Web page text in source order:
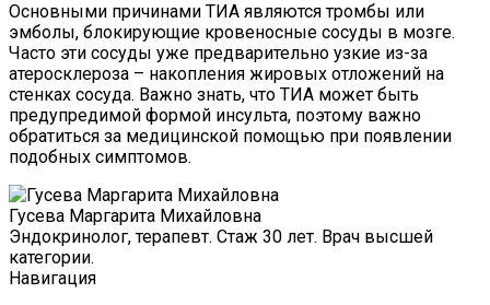
Основными причинами ТИА являются тромбы или
эмболы, блокирующие кровеносные сосуды в мозге.
Часто эти сосуды уже предварительно узкие из-за
атеросклероза – накопления жировых отложений на
стенках сосуда. Важно знать, что ТИА может быть
предупредимой формой инсульта, поэтому важно
обратиться за медицинской помощью при появлении
подобных симптомов.
Гусева Маргарита Михайловна
Эндокринолог, терапевт. Стаж 30 лет. Врач высшей
категории.
Навигация